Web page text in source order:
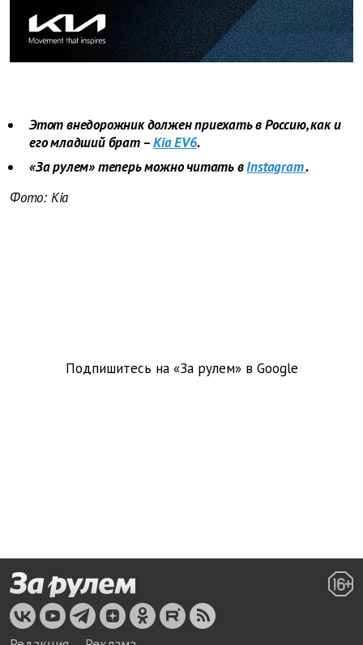
Этот внедорожник должен приехать в Россию, как и
его младший брат –Kia EV6.
«За рулем» теперь можно читать вInstagram.
Фото: Kia
Подпишитесь на «За рулем» в Google